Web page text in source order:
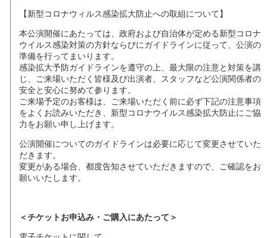
【新型コロナウィルス感染拡大防止への取組について】
本公演開催にあたっては、政府および自治体が定める新型コロナ
ウイルス感染対策の方針ならびにガイドラインに従って、公演の
準備を行ってまいります。
感染拡大予防ガイドラインを遵守の上、最大限の注意と対策を講
じ、ご来場いただく皆様及び出演者、スタッフなど公演関係者の
安全と安心に努めて参ります。
ご来場予定のお客様は、ご来場いただく前に必ず下記の注意事項
をよくお読みいただき、新型コロナウイルス感染拡大防止にご協
力をお願い申し上げます。
公演開催についてのガイドラインは必要に応じて変更させていた
だきます。
変更がある場合、都度告知させていただきますので、ご確認をお
願いいたします。
＜チケットお申込み・ご購入にあたって＞